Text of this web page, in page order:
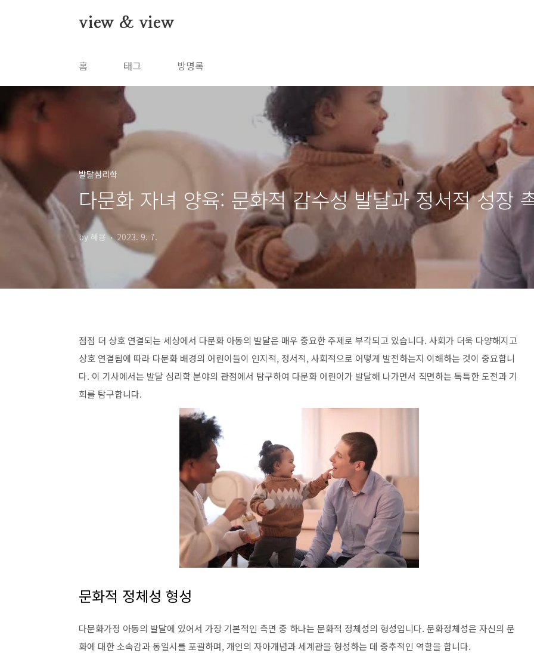
view & view
홈 태그 방명록
발달심리학
다문화 자녀 양육: 문화적 감수성 발달과 정서적 성장
by 혜묭 2023. 9. 7.
점점 더 상호 연결되는 세상에서 다문화 아동의 발달은 매우 중요한 주제로 부각되고 있습니다. 사회가 더욱 다양해지고
상호 연결됨에 따라 다문화 배경의 어린이들이 인지적, 정서적, 사회적으로 어떻게 발전하는지 이해하는 것이 중요합니
다. 이 기사에서는 발달 심리학 분야의 관점에서 탐구하여 다문화 어린이가 발달해 나가면서 직면하는 독특한 도전과 기
회를 탐구합니다.
문화적 정체성 형성
다문화가정 아동의 발달에 있어서 가장 기본적인 측면 중 하나는 문화적 정체성의 형성입니다. 문화정체성은 자신의 문
화에 대한 소속감과 동일시를 포괄하며, 개인의 자아개념과 세계관을 형성하는 데 중추적인 역할을 합니다.